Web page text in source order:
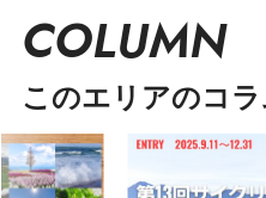
COLUMN
このエリアのコ